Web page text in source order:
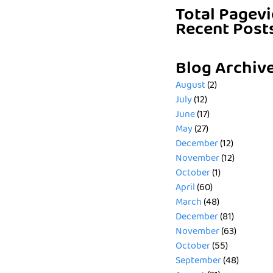
Total
Recent
Blog
August(2)
July(12)
June(17)
May(27)
December(12)
November(12)
October(1)
April(60)
March(48)
December(81)
November(63)
October(55)
September(48)